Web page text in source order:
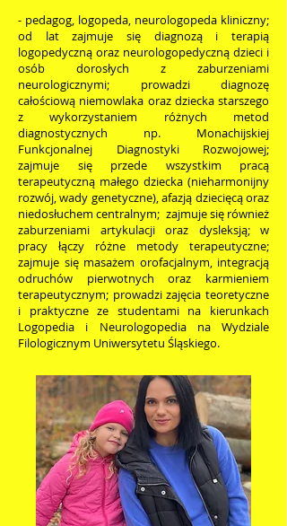
- pedagog, logopeda, neurologopeda kliniczny;
od lat zajmuje się diagnozą i terapią
logopedyczną oraz neurologopedyczną dzieci i
osób dorosłych z zaburzeniami
neurologicznymi; prowadzi diagnozę
całościową niemowlaka oraz dziecka starszego
z wykorzystaniem różnych metod
diagnostycznych np. Monachijskiej
Funkcjonalnej Diagnostyki Rozwojowej;
zajmuje się przede wszystkim pracą
terapeutyczną małego dziecka (nieharmonijny
rozwój, wady genetyczne), afazją dziecięcą oraz
niedosłuchem centralnym; zajmuje się również
zaburzeniami artykulacji oraz dysleksją; w
pracy łączy różne metody terapeutyczne;
zajmuje się masażem orofacjalnym, integracją
odruchów pierwotnych oraz karmieniem
terapeutycznym; prowadzi zajęcia teoretyczne
i praktyczne ze studentami na kierunkach
Logopedia i Neurologopedia na Wydziale
Filologicznym Uniwersytetu Śląskiego.